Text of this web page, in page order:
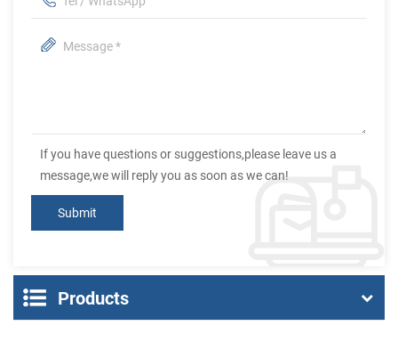
If you have questions or suggestions,please leave us a
message,we will reply you as soon as we can!
Products